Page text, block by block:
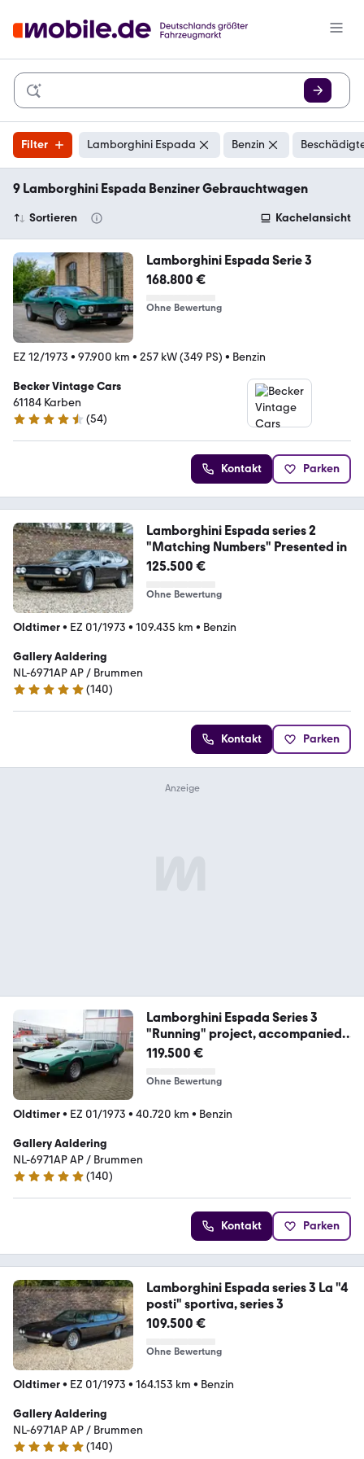
Filter Lamborghini Espada Benzin
9 Lamborghini Espada Benziner Gebrauchtwagen
Sortieren Kachelansicht
Lamborghini Espada Serie 3
168.800 €
Ohne Bewertung
EZ 12/1973 • 97.900 km • 257 kW (349 PS) • Benzin
Becker Vintage Cars
61184 Karben
4.7 Sterne
(54)
Kontakt Parken
Lamborghini Espada series 2
"Matching Numbers" Presented in
125.500 €
Ohne Bewertung
Oldtimer• EZ 01/1973 • 109.435 km • Benzin
Gallery Aaldering
NL-6971AP AP / Brummen
4.8 Sterne
(140)
Kontakt Parken
Lamborghini Espada Series 3
"Running" project, accompanied
b
119.500 €
Ohne Bewertung
Oldtimer• EZ 01/1973 • 40.720 km • Benzin
Gallery Aaldering
NL-6971AP AP / Brummen
4.8 Sterne
(140)
Kontakt Parken
Lamborghini Espada series 3 La "4
posti" sportiva, series 3
109.500 €
Ohne Bewertung
Oldtimer• EZ 01/1973 • 164.153 km • Benzin
Gallery Aaldering
NL-6971AP AP / Brummen
4.8 Sterne
(140)